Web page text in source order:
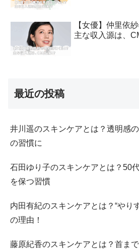
【女優】仲里依
主な収入源は、
最近の投稿
井川遥のスキンケアとは？透明感
の習慣に
石田ゆり子のスキンケアとは？50
を保つ習慣
内田有紀のスキンケアとは？“やり
の理由！
藤原紀香のスキンケアとは？首ま